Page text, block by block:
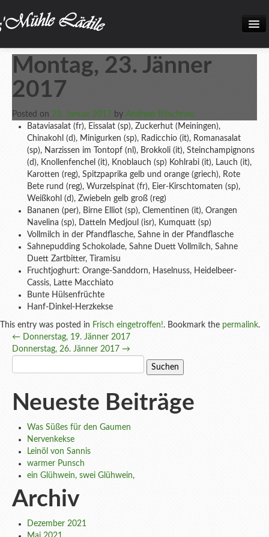
Home
Neuigkeiten
Frisch eingetroffen!
Unsere Biokiste
Produkte
Öffnungszeiten
Über uns
Kontakt
Datenschutz und Impressum
Bilder
Montag, 23. Jänner
2017
Posted on 23. Januar 2017 by Andreas Bitschnau
Bataviasalat (fr), Eissalat (sp), Zuckerhut (Meiningen),
Chinakohl (d), Minigurken (sp), Radicchio (it), Romanasalat
(sp), Narzissen im Tontopf (nl), Brokkoli (it), Steinchampignons
(d), Knollenfenchel (it), Knoblauch (sp) Kohlrabi (it), Lauch (it),
Karotten (reg), Spitzpaprika gelb und orange (griech), Rote
Bete rund (reg), Wurzelspinat (fr), Eier-Kirschtomaten (sp),
Weißkohl (d), Zwiebeln gelb groß (reg)
Bananen (per), Birne Elliot (sp), Clementinen (it), Orangen
Navelina (sp), Datteln Medjoul (isr), Kumquatt (sp)
Vollmilch in der Pfandflasche, Sahne in der Pfandflasche
Sahnepudding Schokolade, Sahne Duett Vollmilch, Sahne
Duett Zartbitter, Tiramisu
Fruchtjoghurt: Orange-Sanddorn, Haselnuss, Heidelbeer-
Cassis, Latte Macchiato
Bunte Hülsenfrüchte
Hanf-Dinkel-Herzkekse
This entry was posted in Frisch eingetroffen!. Bookmark the permalink.
Post
navigation
← Donnerstag, 19. Jänner 2017
Donnerstag, 26. Jänner 2017 →
nach:
Neueste Beiträge
Was Süßes für den Gaumen
Nervenkekse
Leinöl von Sannis
warmer Punsch
ein Glühwein, swei Glühwein,
Archiv
Dezember 2021